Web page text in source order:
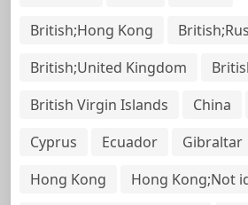
British;Hong Kong
British;United Kingdom
British Virgin Islands
China
Cyprus
Ecuador Gibraltar
Hong Kong
Hong Kong;Not